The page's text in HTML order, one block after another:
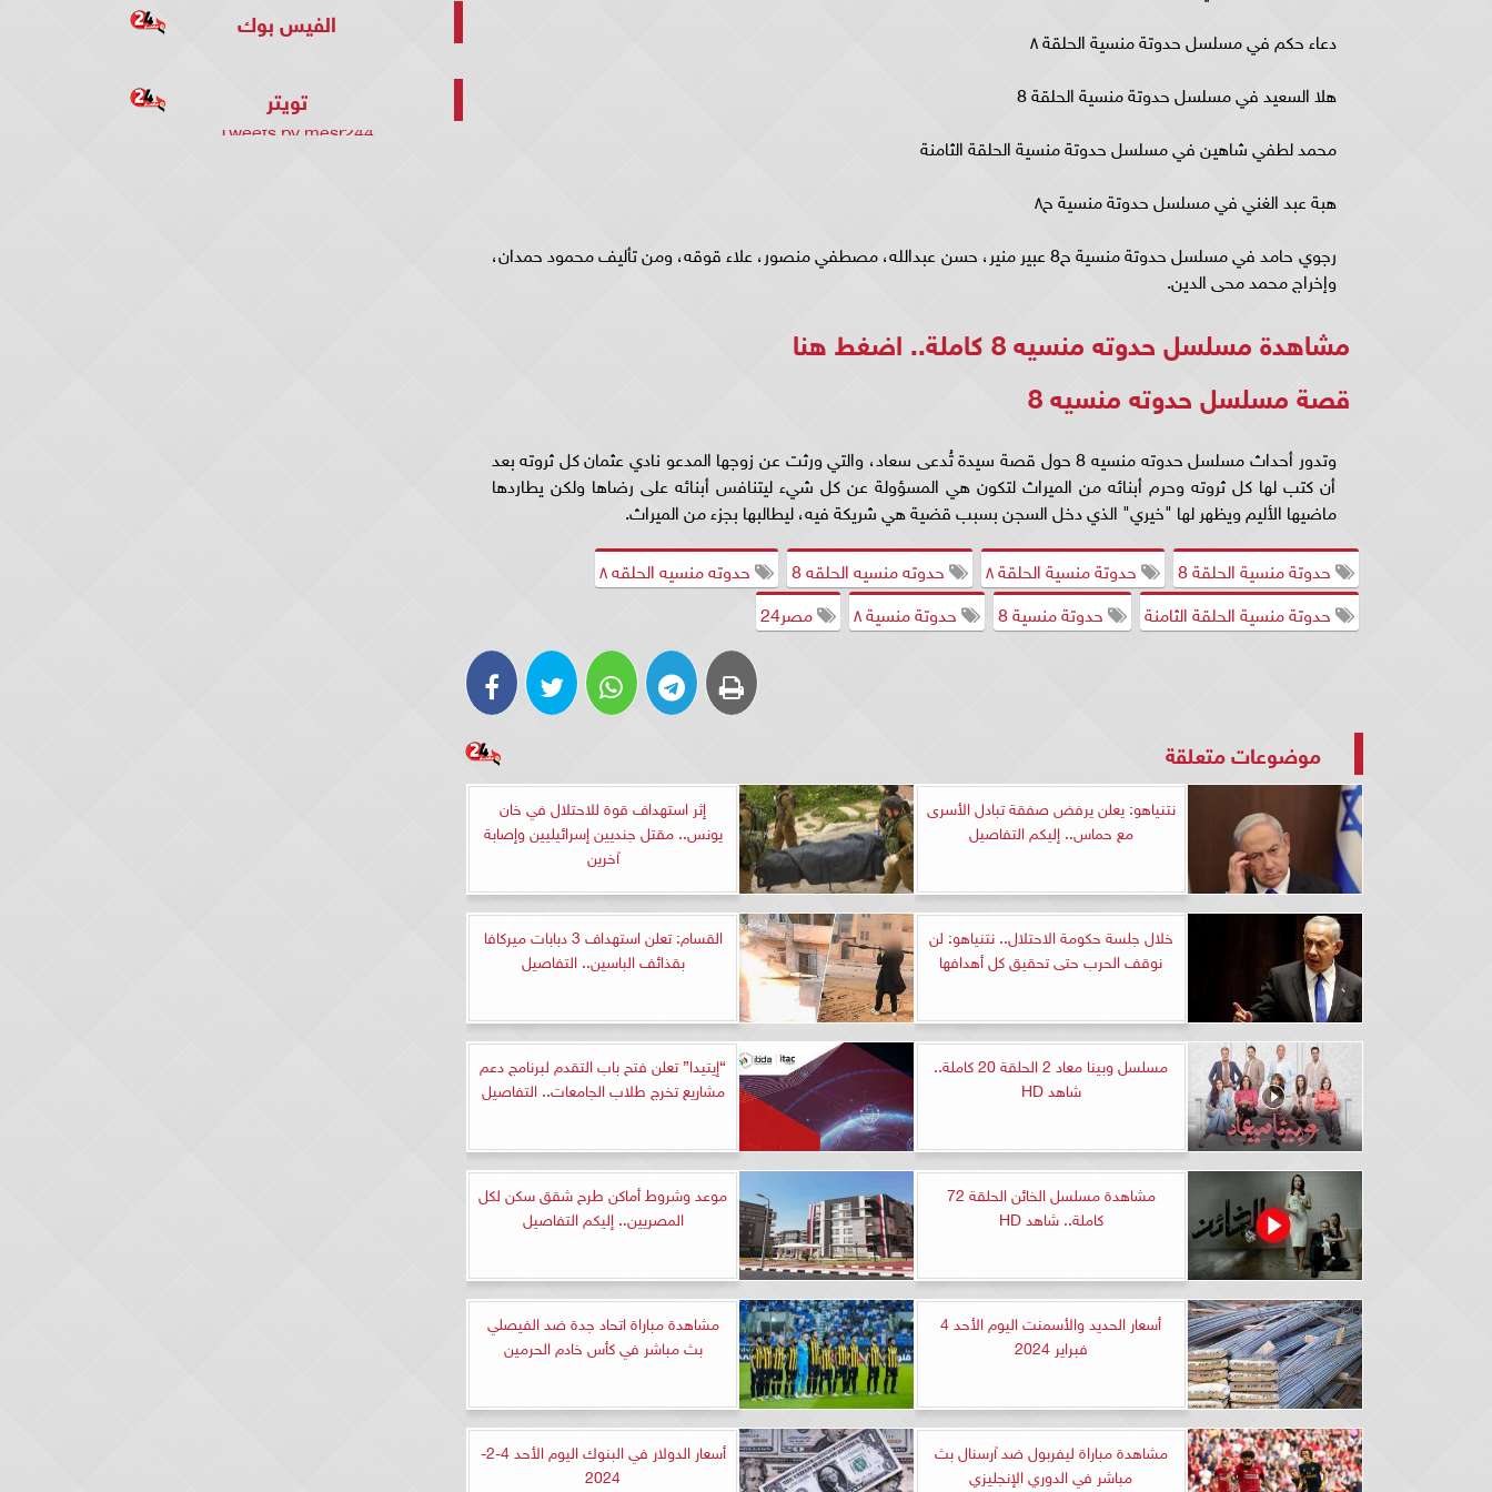
دعاء حكم في مسلسل حدوتة منسية الحلقة ٨
هلا السعيد في مسلسل حدوتة منسية الحلقة 8
محمد لطفي شاهين في مسلسل حدوتة منسية الحلقة الثامنة
هبة عبد الغني في مسلسل حدوتة منسية ح٨
رجوي حامد في مسلسل حدوتة منسية ح8 عبير منير، حسن عبدالله، مصطفي منصور، علاء قوقه، ومن تأليف محمود حمدان،
وإخراج محمد محى الدين.
مشاهدة مسلسل حدوته منسيه 8 كاملة..
اضغط هنا
قصة مسلسل حدوته منسيه 8
وتدور أحداث مسلسل حدوته منسيه 8 حول قصة سيدة تُدعى سعاد، والتي ورثت عن زوجها المدعو نادي عثمان كل ثروته بعد
أن كتب لها كل ثروته وحرم أبنائه من الميراث لتكون هي المسؤولة عن كل شيء ليتنافس أبنائه على رضاها ولكن يطاردها
ماضيها الأليم ويظهر لها "خيري" الذي دخل السجن بسبب قضية هي شريكة فيه، ليطالبها بجزء من الميراث.
حدوتة منسية الحلقة 8
حدوتة منسية الحلقة ٨ حدوته منسيه الحلقه 8
حدوته منسيه الحلقه ٨
حدوتة منسية الحلقة الثامنة
حدوتة منسية 8 حدوتة منسية ٨ مصر24
موضوعات متعلقة
نتنياهو: يعلن يرفض صفقة تبادل الأسرى
مع حماس.. إليكم التفاصيل
إثر استهداف قوة للاحتلال في خان
يونس.. مقتل جنديين إسرائيليين وإصابة
آخرين
خلال جلسة حكومة الاحتلال.. نتنياهو: لن
نوقف الحرب حتى تحقيق كل أهدافها
القسام: تعلن استهداف 3 دبابات ميركافا
بقذائف الباسين.. التفاصيل
مسلسل وبينا معاد 2 الحلقة 20 كاملة..
شاهد HD
“إيتيدا” تعلن فتح باب التقدم لبرنامج دعم
مشاريع تخرج طلاب الجامعات.. التفاصيل
مشاهدة مسلسل الخائن الحلقة 72
كاملة.. شاهد HD
موعد وشروط أماكن طرح شقق سكن لكل
المصريين.. إليكم التفاصيل
أسعار الحديد والأسمنت اليوم الأحد 4
فبراير 2024
مشاهدة مباراة اتحاد جدة ضد الفيصلي
بث مباشر في كأس خادم الحرمين
مشاهدة مباراة ليفربول ضد آرسنال بث
مباشر في الدوري الإنجليزي
أسعار الدولار في البنوك اليوم الأحد 4-2-
2024
الفيس بوك
تويتر
Tweets by mesr244